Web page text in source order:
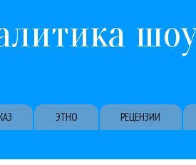
ЭТНО РЕЦЕНЗИИ